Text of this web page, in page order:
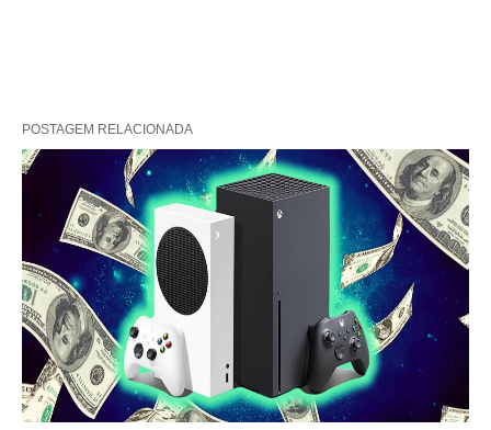
POSTAGEM RELACIONADA